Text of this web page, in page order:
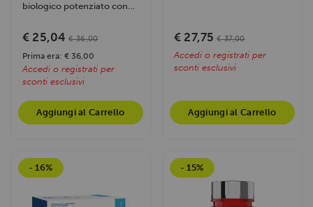
biologico potenziato con
€ 25,04 € 36,00
Prima era: € 36,00
Accedi o registrati per
sconti esclusivi
Aggiungi al Carrello
€ 27,75 € 37,00
Accedi o registrati per
sconti esclusivi
Aggiungi al Carrello
- 16% - 15%